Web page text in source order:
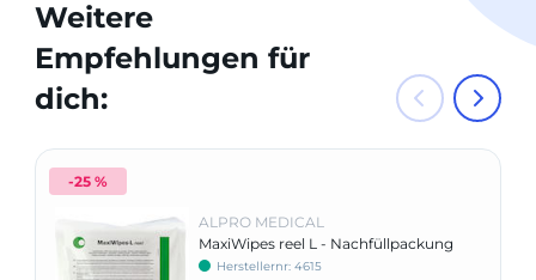
Weitere
Empfehlungen für
dich:
-25 %
ALPRO MEDICAL
MaxiWipes reel L - Nachfüllpackung
Herstellernr: 4615